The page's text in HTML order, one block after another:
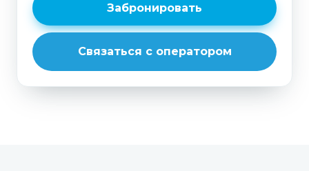
Забронировать
Связаться с оператором